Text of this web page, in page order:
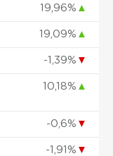
19,96% ▲
19,09% ▲
-1,39% ▼
10,18% ▲
-0,6% ▼
-1,91% ▼